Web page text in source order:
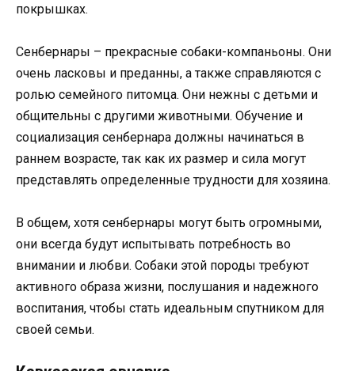
покрышках.
Сенбернары – прекрасные собаки-компаньоны. Они
очень ласковы и преданны, а также справляются с
ролью семейного питомца. Они нежны с детьми и
общительны с другими животными. Обучение и
социализация сенбернара должны начинаться в
раннем возрасте, так как их размер и сила могут
представлять определенные трудности для хозяина.
В общем, хотя сенбернары могут быть огромными,
они всегда будут испытывать потребность во
внимании и любви. Собаки этой породы требуют
активного образа жизни, послушания и надежного
воспитания, чтобы стать идеальным спутником для
своей семьи.